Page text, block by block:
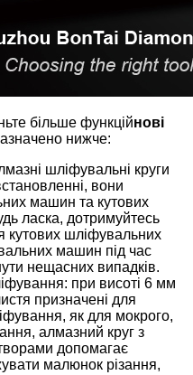
більше функційнові
нижче:
шліфувальні круги
вони
машин та кутових
ласка, дотримуйтесь
кутових шліфувальних
машин під час
нещасних випадків.
при висоті 6 мм
призначені для
як для мокрого,
алмазний круг з
допомагає
малюнок різання,